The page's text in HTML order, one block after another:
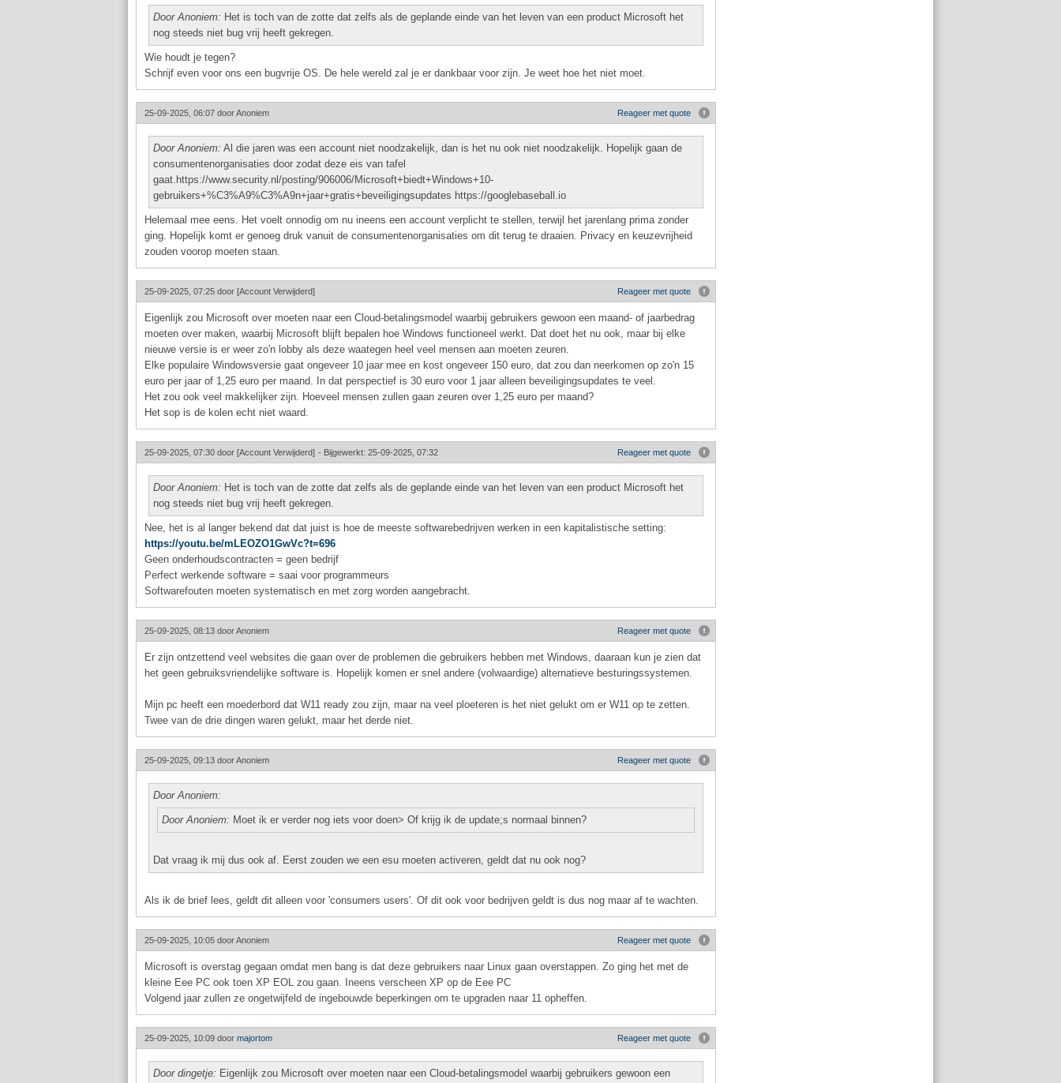
Door Anoniem: Het is toch van de zotte dat zelfs als de geplande einde van het leven van een product Microsoft het
nog steeds niet bug vrij heeft gekregen.
Wie houdt je tegen?
Schrijf even voor ons een bugvrije OS. De hele wereld zal je er dankbaar voor zijn. Je weet hoe het niet moet.
Reageer met quote
25-09-2025, 06:07 doorAnoniem
Door Anoniem: Al die jaren was een account niet noodzakelijk, dan is het nu ook niet noodzakelijk. Hopelijk gaan de
consumentenorganisaties door zodat deze eis van tafel
gaat.https://www.security.nl/posting/906006/Microsoft+biedt+Windows+10-
gebruikers+%C3%A9%C3%A9n+jaar+gratis+beveiligingsupdates https://googlebaseball.io
Helemaal mee eens. Het voelt onnodig om nu ineens een account verplicht te stellen, terwijl het jarenlang prima zonder
ging. Hopelijk komt er genoeg druk vanuit de consumentenorganisaties om dit terug te draaien. Privacy en keuzevrijheid
zouden voorop moeten staan.
Reageer met quote
25-09-2025, 07:25 door [Account Verwijderd]
Eigenlijk zou Microsoft over moeten naar een Cloud-betalingsmodel waarbij gebruikers gewoon een maand- of jaarbedrag
moeten over maken, waarbij Microsoft blijft bepalen hoe Windows functioneel werkt. Dat doet het nu ook, maar bij elke
nieuwe versie is er weer zo'n lobby als deze waategen heel veel mensen aan moeten zeuren.
Elke populaire Windowsversie gaat ongeveer 10 jaar mee en kost ongeveer 150 euro, dat zou dan neerkomen op zo'n 15
euro per jaar of 1,25 euro per maand. In dat perspectief is 30 euro voor 1 jaar alleen beveiligingsupdates te veel.
Het zou ook veel makkelijker zijn. Hoeveel mensen zullen gaan zeuren over 1,25 euro per maand?
Het sop is de kolen echt niet waard.
Reageer met quote
25-09-2025, 07:30 door [Account Verwijderd] - Bijgewerkt: 25-09-2025, 07:32
Door Anoniem: Het is toch van de zotte dat zelfs als de geplande einde van het leven van een product Microsoft het
nog steeds niet bug vrij heeft gekregen.
Nee, het is al langer bekend dat dat juist is hoe de meeste softwarebedrijven werken in een kapitalistische setting:
https://youtu.be/mLEOZO1GwVc?t=696
Geen onderhoudscontracten = geen bedrijf
Perfect werkende software = saai voor programmeurs
Softwarefouten moeten systematisch en met zorg worden aangebracht.
Reageer met quote
25-09-2025, 08:13 doorAnoniem
Er zijn ontzettend veel websites die gaan over de problemen die gebruikers hebben met Windows, daaraan kun je zien dat
het geen gebruiksvriendelijke software is. Hopelijk komen er snel andere (volwaardige) alternatieve besturingssystemen.
Mijn pc heeft een moederbord dat W11 ready zou zijn, maar na veel ploeteren is het niet gelukt om er W11 op te zetten.
Twee van de drie dingen waren gelukt, maar het derde niet.
Reageer met quote
25-09-2025, 09:13 doorAnoniem
Door Anoniem:
Door Anoniem: Moet ik er verder nog iets voor doen> Of krijg ik de update;s normaal binnen?
Dat vraag ik mij dus ook af. Eerst zouden we een esu moeten activeren, geldt dat nu ook nog?
Als ik de brief lees, geldt dit alleen voor 'consumers users'. Of dit ook voor bedrijven geldt is dus nog maar af te wachten.
Reageer met quote
25-09-2025, 10:05 doorAnoniem
Microsoft is overstag gegaan omdat men bang is dat deze gebruikers naar Linux gaan overstappen. Zo ging het met de
kleine Eee PC ook toen XP EOL zou gaan. Ineens verscheen XP op de Eee PC
Volgend jaar zullen ze ongetwijfeld de ingebouwde beperkingen om te upgraden naar 11 opheffen.
Reageer met quote
25-09-2025, 10:09 door majortom
Door dingetje: Eigenlijk zou Microsoft over moeten naar een Cloud-betalingsmodel waarbij gebruikers gewoon een